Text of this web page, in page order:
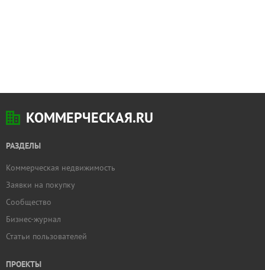
КОММЕРЧЕСКАЯ.RU
РАЗДЕЛЫ
Коммерческая недвижимость
Заявки на покупку
Сообщество
Бизнес-журнал
Статьи пользователей
ПРОЕКТЫ